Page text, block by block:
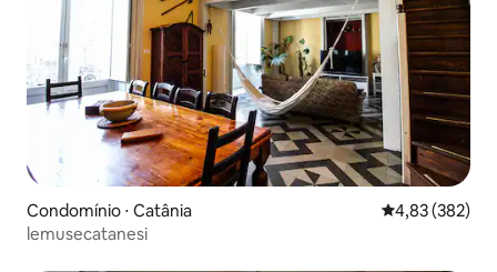
Condomínio ⋅ Catânia 4,83 de uma
4,83 (382)
lemusecatanesi